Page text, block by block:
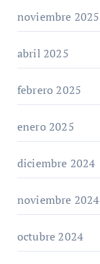
noviembre 2025
abril 2025
febrero 2025
enero 2025
diciembre 2024
noviembre 2024
octubre 2024